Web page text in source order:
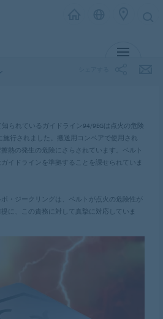
知られているガイドライン94/9EGは点火の危険
行されました。搬送用コンベアで使用され
熱の発生の危険にさらされています。ベルト
イドラインを準拠することを課せられていま
・ジークリングは、ベルトが点火の危険性が
に、この責務に対して真摯に対応していま